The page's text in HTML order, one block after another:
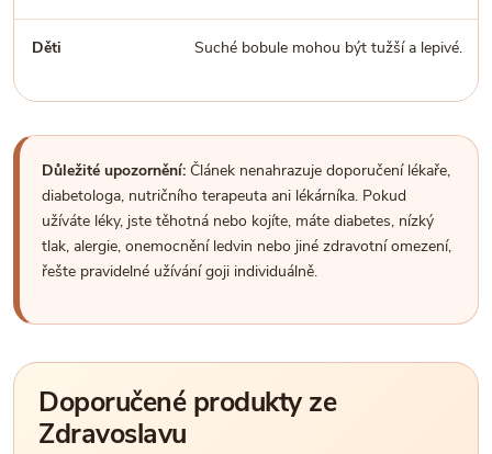
Děti Suché bobule mohou být tužší a lepivé.
Důležité upozornění: Článek nenahrazuje doporučení lékaře,
diabetologa, nutričního terapeuta ani lékárníka. Pokud
užíváte léky, jste těhotná nebo kojíte, máte diabetes, nízký
tlak, alergie, onemocnění ledvin nebo jiné zdravotní omezení,
řešte pravidelné užívání goji individuálně.
Doporučené produkty ze
Zdravoslavu